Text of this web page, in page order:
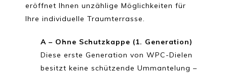
eröffnet Ihnen unzählige Möglichkeiten für
Ihre individuelle Traumterrasse.
A – Ohne Schutzkappe (1. Generation)
Diese erste Generation von WPC-Dielen
besitzt keine schützende Ummantelung –